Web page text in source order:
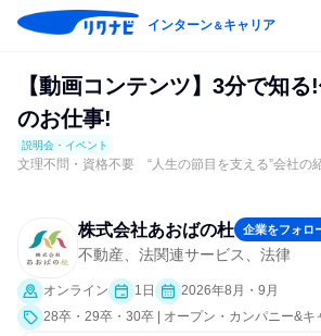
インターン＆キャリア
【動画コンテンツ】3分で知
のお仕事!
説明会・イベント
文理不問・資格不要 “人生の節目を支える”会社の
株式会社あおばの杜 企業をフォロ
不動産、法関連サービス、法律
オンライン 1日
2026年8月・9月
28卒・29卒・30卒 | オープン・カンパニー&キ